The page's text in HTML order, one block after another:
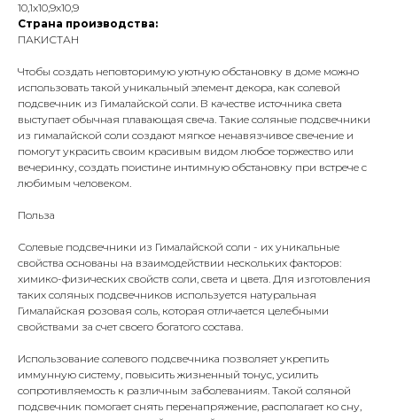
10,1x10,9x10,9
Страна производства:
ПАКИСТАН
Чтобы создать неповторимую уютную обстановку в доме можно
использовать такой уникальный элемент декора, как солевой
подсвечник из Гималайской соли. В качестве источника света
выступает обычная плавающая свеча. Такие соляные подсвечники
из гималайской соли создают мягкое ненавязчивое свечение и
помогут украсить своим красивым видом любое торжество или
вечеринку, создать поистине интимную обстановку при встрече с
любимым человеком.
Польза
Солевые подсвечники из Гималайской соли - их уникальные
свойства основаны на взаимодействии нескольких факторов:
химико-физических свойств соли, света и цвета. Для изготовления
таких соляных подсвечников используется натуральная
Гималайская розовая соль, которая отличается целебными
свойствами за счет своего богатого состава.
Использование солевого подсвечника позволяет укрепить
иммунную систему, повысить жизненный тонус, усилить
сопротивляемость к различным заболеваниям. Такой соляной
подсвечник помогает снять перенапряжение, располагает ко сну,